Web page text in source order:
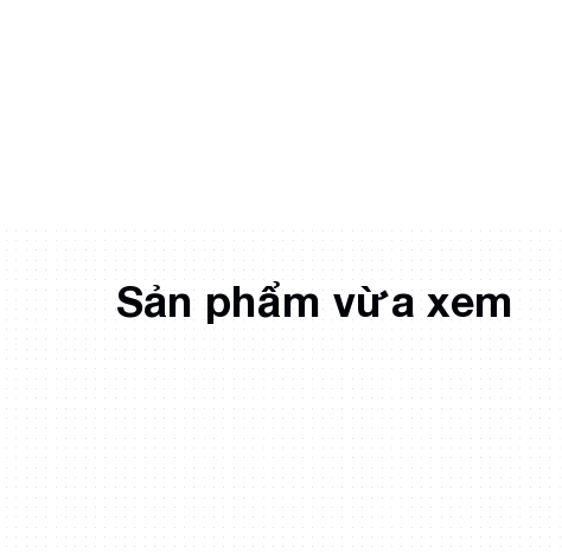
Sản phẩm vừa xem